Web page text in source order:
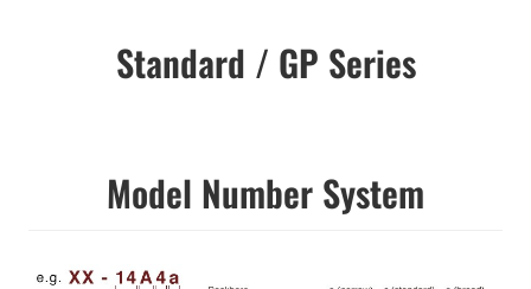
Standard / GP Series
Model Number System